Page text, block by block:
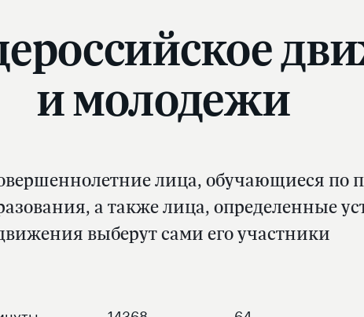
и молодежи
лица, обучающиеся по
а также лица, определенные
выберут сами его участники